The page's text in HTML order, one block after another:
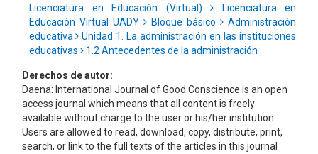
Licenciatura en Educación (Virtual)
Licenciatura en
Educación Virtual UADY
Bloque básico
Administración
educativa
Unidad 1. La administración en las instituciones
educativas
1.2 Antecedentes de la administración
Derechos de autor:
Daena: International Journal of Good Conscience is an open
access journal which means that all content is freely
available without charge to the user or his/her institution.
Users are allowed to read, download, copy, distribute, print,
search, or link to the full texts of the articles in this journal